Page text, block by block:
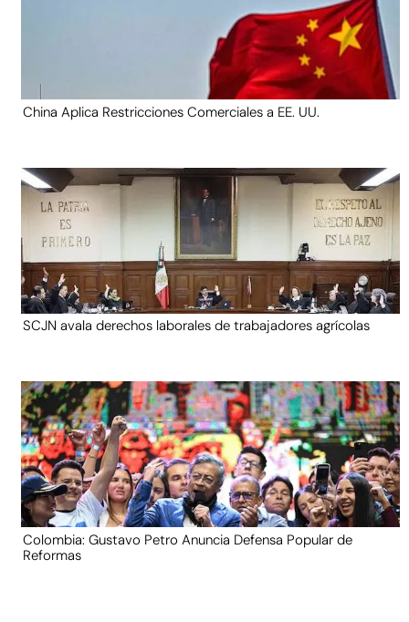
China Aplica Restricciones Comerciales a EE. UU.
SCJN avala derechos laborales de trabajadores agrícolas
Colombia: Gustavo Petro Anuncia Defensa Popular de
Reformas